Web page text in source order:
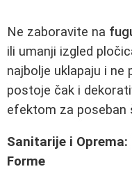
Ne zaboravite na
ili umanji izgled
najbolje uklapaju i ne
postoje čak i
efektom za poseban
Sanitarije i Oprema:
Forme